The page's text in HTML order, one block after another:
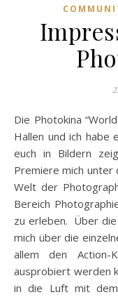
Die Photokina “World of Imaging” öffnete zum 33. Mal die
Hallen und ich habe
euch in Bildern
Premiere mich unter
Welt der
Bereich
zu erleben. Über
mich über die
allem den
ausprobiert werden
in die Luft mit dem